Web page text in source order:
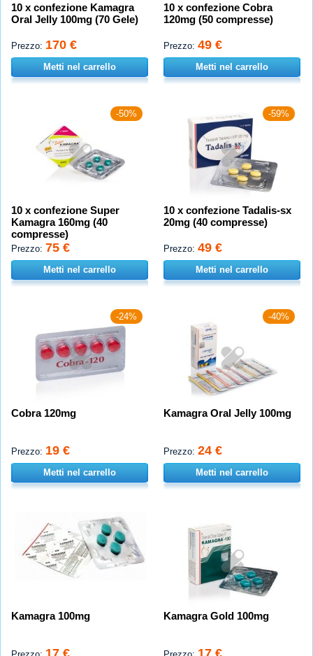
10 x confezione Kamagra
Oral Jelly 100mg (70 Gele)
Prezzo: 170 €
Metti nel carrello
10 x confezione Cobra
120mg (50 compresse)
Prezzo: 49 €
Metti nel carrello
-50%
10 x confezione Super
Kamagra 160mg (40
compresse)
Prezzo: 75 €
Metti nel carrello
-59%
10 x confezione Tadalis-sx
20mg (40 compresse)
Prezzo: 49 €
Metti nel carrello
-24%
Cobra 120mg
Prezzo: 19 €
Metti nel carrello
-40%
Kamagra Oral Jelly 100mg
Prezzo: 24 €
Metti nel carrello
Kamagra 100mg
Prezzo: 17 €
Kamagra Gold 100mg
Prezzo: 17 €